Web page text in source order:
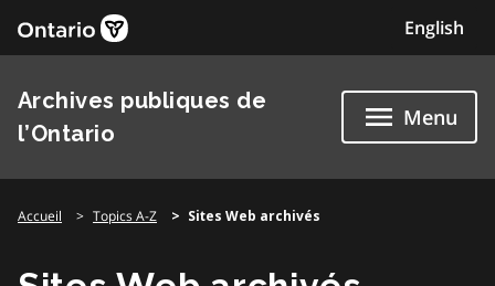
English
Archives publiques de
l’Ontario
Menu
Accueil Topics A-Z Sites Web archivés